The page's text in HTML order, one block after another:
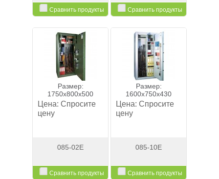
Смотреть
Сравнить продукты
Смотреть
Сравнить продукты
Размер:
1750x800x500
Цена: Спросите
цену
085-02E
Сравнить продукты
Размер:
1600x750x430
Цена: Спросите
цену
085-10E
Сравнить продукты